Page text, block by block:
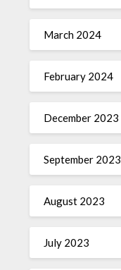
March 2024
February 2024
December 2023
September 2023
August 2023
July 2023